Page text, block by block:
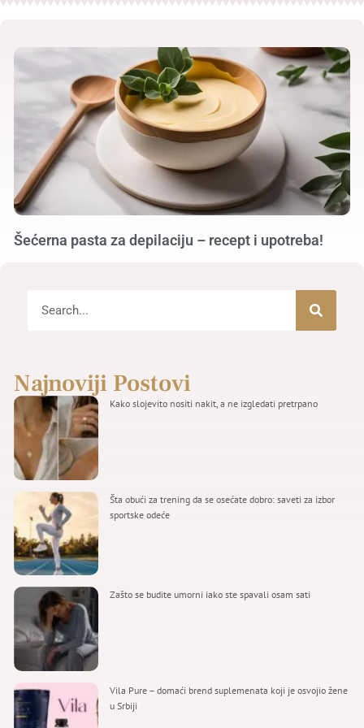
Šećerna pasta za depilaciju – recept i upotreba!
Najnoviji Postovi
Kako slojevito nositi nakit, a ne izgledati pretrpano
Šta obući za trening da se osećate dobro: saveti za izbor
sportske odeće
Zašto se budite umorni iako ste spavali osam sati
Vila Pure – domaći brend suplemenata koji je osvojio žene
u Srbiji